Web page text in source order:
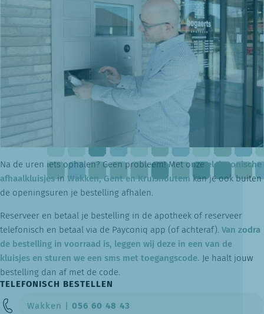
Na de uren iets ophalen? Geen probleem! Met onzeelektronische
afhaalkluisjesin Wakken,Gent en Kruishoutem kan je ook buiten
de openingsuren je bestelling afhalen.
Reserveer en betaal je bestelling in de apotheek of reserveer
telefonisch en betaal via de Payconiq app (of achteraf). Van zodra
de bestelling in voorraad is, leggen wij deze in een van de
kluisjes en sturen we een sms met toegangscode. Je haalt jouw
bestelling dan af met de code.
TELEFONISCH BESTELLEN
Wakken | 056 60 48 43